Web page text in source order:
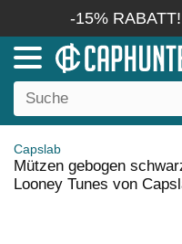
-15% RABATT!
Capslab
Mützen gebogen
Looney Tunes von